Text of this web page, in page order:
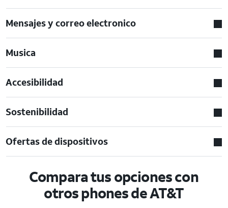
Mensajes y correo electronico
Musica
Accesibilidad
Sostenibilidad
Ofertas de dispositivos
Compara tus opciones con
otros phones de AT&T